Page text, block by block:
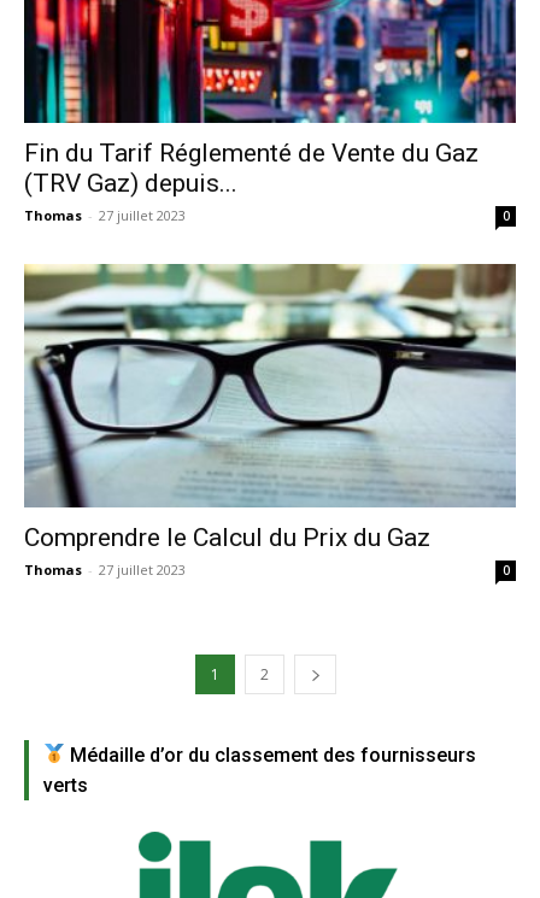
Fin du Tarif Réglementé de Vente du Gaz
(TRV Gaz) depuis...
Thomas - 27 juillet 2023 0
Comprendre le Calcul du Prix du Gaz
Thomas - 27 juillet 2023 0
1 2
Médaille d’or du classement des fournisseurs
verts